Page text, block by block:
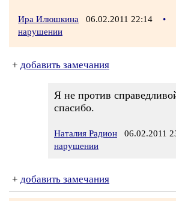
Ира Илюшкина 06.02.2011 22:14 •
нарушении
+ добавить замечания
Я не против
спасибо.
Наталия Радион 06.02.2011
нарушении
+ добавить замечания